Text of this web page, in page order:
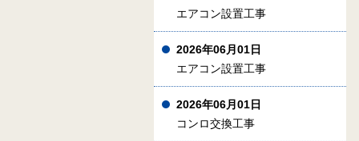
エアコン設置工事
2026年06月01日
エアコン設置工事
2026年06月01日
コンロ交換工事